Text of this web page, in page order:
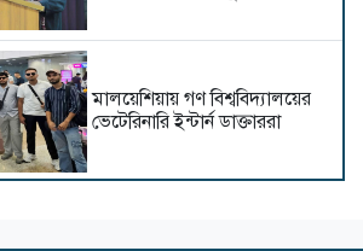
মালয়েশিয়ায় গণ বিশ্ববিদ্যালয়ের
ভেটেরিনারি ইন্টার্ন ডাক্তাররা